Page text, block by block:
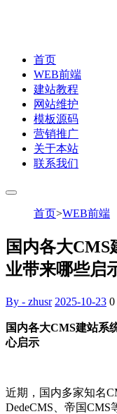
首页
WEB前端
建站教程
网站维护
模板源码
营销推广
关于本站
联系我们
首页>WEB前端
国内各大
业带来哪些启
By - zhusr 2025-10-23 0
国内各大CMS建站系
心启示
近期，国内多家知名
DedeCMS、帝国CMS